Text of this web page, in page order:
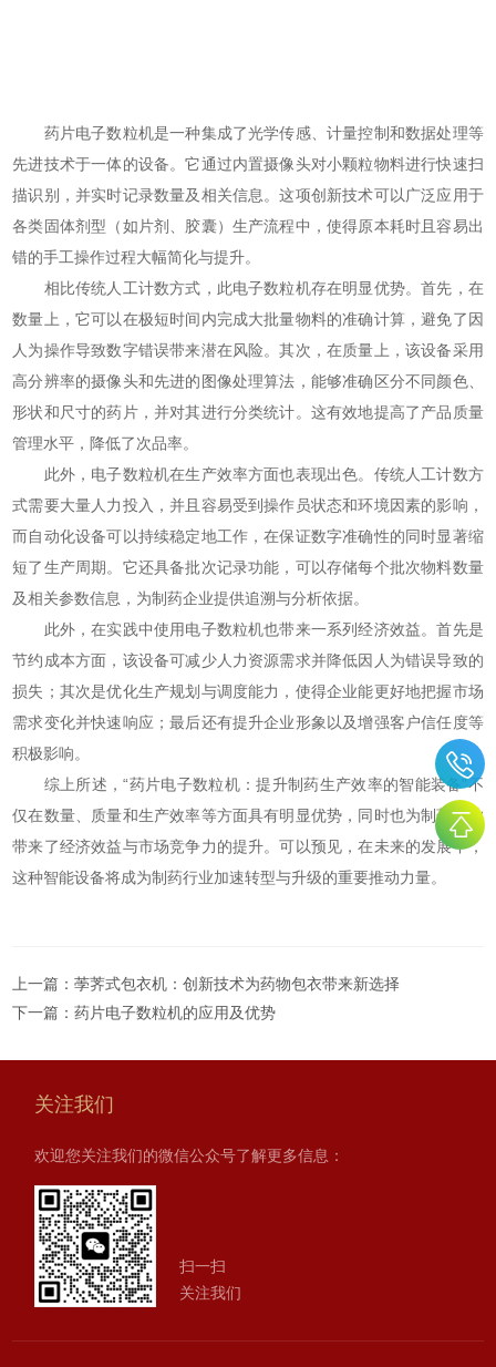
药片电子数粒机是一种集成了光学传感、计量控制和数据处理等
先进技术于一体的设备。它通过内置摄像头对小颗粒物料进行快速扫
描识别，并实时记录数量及相关信息。这项创新技术可以广泛应用于
各类固体剂型（如片剂、胶囊）生产流程中，使得原本耗时且容易出
错的手工操作过程大幅简化与提升。
相比传统人工计数方式，此电子数粒机存在明显优势。首先，在
数量上，它可以在极短时间内完成大批量物料的准确计算，避免了因
人为操作导致数字错误带来潜在风险。其次，在质量上，该设备采用
高分辨率的摄像头和先进的图像处理算法，能够准确区分不同颜色、
形状和尺寸的药片，并对其进行分类统计。这有效地提高了产品质量
管理水平，降低了次品率。
此外，电子数粒机在生产效率方面也表现出色。传统人工计数方
式需要大量人力投入，并且容易受到操作员状态和环境因素的影响，
而自动化设备可以持续稳定地工作，在保证数字准确性的同时显著缩
短了生产周期。它还具备批次记录功能，可以存储每个批次物料数量
及相关参数信息，为制药企业提供追溯与分析依据。
此外，在实践中使用电子数粒机也带来一系列经济效益。首先是
节约成本方面，该设备可减少人力资源需求并降低因人为错误导致的
损失；其次是优化生产规划与调度能力，使得企业能更好地把握市场
需求变化并快速响应；最后还有提升企业形象以及增强客户信任度等
积极影响。
综上所述，“药片电子数粒机：提升制药生产效率的智能装备”不
仅在数量、质量和生产效率等方面具有明显优势，同时也为制药企业
带来了经济效益与市场竞争力的提升。可以预见，在未来的发展中，
这种智能设备将成为制药行业加速转型与升级的重要推动力量。
上一篇：荸荠式包衣机：创新技术为药物包衣带来新选择
下一篇：药片电子数粒机的应用及优势
关注我们
欢迎您关注我们的微信公众号了解更多信息：
扫一扫
关注我们